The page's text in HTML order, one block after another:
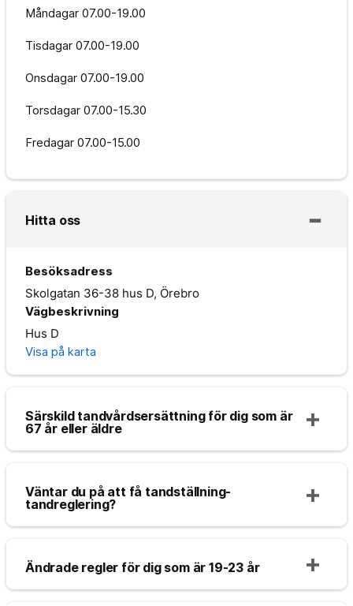
Måndagar 07.00-19.00
Tisdagar 07.00-19.00
Onsdagar 07.00-19.00
Torsdagar 07.00-15.30
Fredagar 07.00-15.00
Hitta oss
Besöksadress
Skolgatan 36-38 hus D, Örebro
Vägbeskrivning
Hus D
Visa på karta
Särskild tandvårdsersättning för dig som är
67 år eller äldre
Väntar du på att få tandställning-
tandreglering?
Ändrade regler för dig som är 19-23 år